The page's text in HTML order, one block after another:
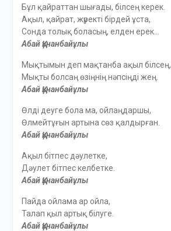
Бұл қайраттан шығады, білсең керек.
Ақыл, қайрат, жүректі бірдей ұста,
Сонда толық боласың, елден ерек…
Абай Құнанбайұлы
Мықтымын деп мақтанба ақыл білсең,
Мықты болсаң өзіңнің нәпсіңді жең.
Абай Құнанбайұлы
Өлді деуге бола ма, ойлаңдаршы,
Өлмейтұғын артына сөз қалдырған.
Абай Құнанбайұлы
Ақыл бітпес дәулетке,
Дәулет бітпес келбетке.
Абай Құнанбайұлы
Пайда ойлама ар ойла,
Талап қыл артық білуге.
Абай Құнанбайұлы